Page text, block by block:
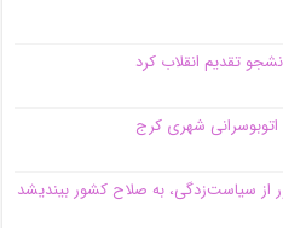
از سیاست‌زدگی، به صلاح کشور بیندیشد